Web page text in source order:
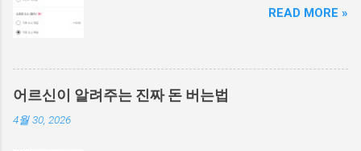
READ MORE »
어르신이 알려주는 진짜 돈 버는법
4월 30, 2026